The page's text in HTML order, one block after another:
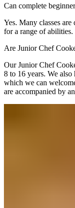
Can complete beginners join?​​​​‌
Yes. Many classes
for a range of abilities.​​​​‌ ‍ ​‍​‍‌‍ ‌ ​‍‌‍‍‌‌‍‌ ‌‍‍‌‌‍ ‍​‍​‍​ ‍‍​‍​‍‌ ​ ‌‍​‌‌‍ ‍‌‍‍‌‌ ‌​‌ ‍‌​‍ ‍‌‍‍‌‌‍ ​‍​‍​‍ ​​‍​‍‌‍‍​‌ ​‍‌‍‌‌‌‍‌‍​‍​‍​ ‍‍​‍​‍‌‍‍​‌ ‌​‌ ‌​‌ ​​‌ ​ ​ ‍‍​‍ ​‍ ‌‍ ​​‍ ‌‌‍​‌‌‍ ‍‌‍‌​​‍ ‌‌ ​‍​‍ ‌‌‍‍​‌‍ ‌ ‌​‌‍‌‌‌‍ ​‌ ​ ​‍ ‌‌ ​ ‌ ‌​‌ ‌‌‌‍‌​‌‍‍‌‌‍ ​‍ ‍‌ ‌‍‌‍‌‌‌ ​‍‌‍​ ‌‍‌‌‌‍ ​​‍ ‍‌‍​‌‌ ​​‌ ​​​‍ ‌‍‍‌‌‍ ‍‌ ‌​‌‍‌‌‌‍ ‍‌ ‌​​‍ ‌‍‌‌‌‍‌​‌‍‍‌‌ ‌​​‍ ‌‍ ‌‌‍ ‌‍‌​‌‍‌‌​ ‌‌ ​​‌ ​‍‌‍‌‌‌ ​ ‌‍‌‌‌‍ ‍‌ ‌​‌‍​‌‌ ‌​‌‍‍‌‌‍ ‌‍ ‍​ ‍ ‌‍‍‌‌‍‌​​ ‌​ ‍‌​ ​ ‌‍‌​​ ‍‌‌‍​ ‌‍‌​​ ​​‌‍​‍​‍ ‌​ ‌​​ ‌‌‌‍‌‌‌‍‌​​‍ ‌​ ‌​​ ​ ‌‍‌​​ ​‌​‍ ‌‌‍​‌‌‍‌‌​ ‌​​ ‌‍​‍ ‌​ ​ ​ ‌ ​ ​‍​ ‌​​ ‌ ​ ​‍‌‍‌‌​ ‌ ​ ​‍​ ‍‌​ ​​‌‍​‍​ ‍ ‌ ‌​‌ ‍‌‌ ​​‌‍‌‌​ ‌‌‍‍​‌‍ ‌ ‌​‌‍‌‌‌‍ ​‌​‌‍‌‍​‌‌ ​‌​ ‍ ‌ ​​‌‍​‌‌ ‌​‌‍‍​​ ‌‌‍​‌‌‍ ‍‌ ​ ‌ ‌ ‌‍‌‌‌ ​‍​‍‌‌​ ‌‌‌​​‍‌‌ ‌‍‍ ‌‍‌‌‌ ‍‌​‍‌‌​ ​ ‌​‌​​‍‌‌​ ​ ‌​‌​​‍‌‌​ ​‍​ ​‍​ ‌​​ ‍‌‌‍‌​​ ‍‌‌‍​‍​ ​‌​ ‌‌​ ​‌​ ​‍​ ‌‌​ ‌‍‌‍‌‍​‍‌‌​ ​‍​ ​‍​‍‌‌​ ‌‌‌​‌​​‍ ‍‌‍​ ‌‍‍​‌‍‍‌‌‍ ​‌‍‌​‌ ​‍‌‍‌‌‌‍ ‍​‍‌‌​ ‌‌‌​​‍‌‌ ‌‍‍ ‌‍‌‌‌ ‍‌​‍‌‌​ ​ ‌​‌​​‍‌‌​ ​ ‌​‌​​‍‌‌​ ​‍​ ​‍​ ‍​‌‍​‍​ ‍‌​ ‍​​ ​‍​ ‌‌‌‍‌‍‌‍​ ​ ‌‌​ ‌‌​ ‌ ​ ​‌​‍‌‌​ ​‍​ ​‍​‍‌‌​ ‌‌‌​‌​​‍ ‍‌ ‌​‌‍‌‌‌ ‍​‌ ‌​​ ‌‍​‍‌‍​‌‌ ​ ‌‍‌‌‌‌‌‌‌ ​‍‌‍ ​​ ‌‌‍‍​‌ ‌​‌ ‌​‌ ​​‌ ​ ​‍‌‌​ ​ ‌​​‌​‍‌‌​ ​‍‌​‌‍​‍‌‌​ ​‍‌​‌‍‌‍ ​​‍ ‌‌‍​‌‌‍ ‍‌‍‌​​‍ ‌‌ ​‍​‍ ‌‌‍‍​‌‍ ‌ ‌​‌‍‌‌‌‍ ​‌ ​ ​‍ ‌‌ ​ ‌ ‌​‌ ‌‌‌‍‌​‌‍‍‌‌‍ ​‍ ‍‌ ‌‍‌‍‌‌‌ ​‍‌‍​ ‌‍‌‌‌‍ ​​‍ ‍‌‍​‌‌ ​​‌ ​​​‍‌‍‌‍‍‌‌‍‌​​ ‌​ ‍‌​ ​ ‌‍‌​​ ‍‌‌‍​ ‌‍‌​​ ​​‌‍​‍​‍ ‌​ ‌​​ ‌‌‌‍‌‌‌‍‌​​‍ ‌​ ‌​​ ​ ‌‍‌​​ ​‌​‍ ‌‌‍​‌‌‍‌‌​ ‌​​ ‌‍​‍ ‌​ ​ ​ ‌ ​ ​‍​ ‌​​ ‌ ​ ​‍‌‍‌‌​ ‌ ​ ​‍​ ‍‌​ ​​‌‍​‍​‍‌‍‌ ‌​‌ ‍‌‌ ​​‌‍‌‌​ ‌‌‍‍​‌‍ ‌ ‌​‌‍‌‌‌‍ ​‌​‌‍‌‍​‌‌ ​‌​‍‌‍‌ ​​‌‍​‌‌ ‌​‌‍‍​​ ‌‌‍​‌‌‍ ‍‌ ​ ‌ ‌ ‌‍‌‌‌ ​‍​‍‌‌​ ‌‌‌​​‍‌‌ ‌‍‍ ‌‍‌‌‌ ‍‌​‍‌‌​ ​ ‌​‌​​‍‌‌​ ​ ‌​‌​​‍‌‌​ ​‍​ ​‍​ ‌​​ ‍‌‌‍‌​​ ‍‌‌‍​‍​ ​‌​ ‌‌​ ​‌​ ​‍​ ‌‌​ ‌‍‌‍‌‍​‍‌‌​ ​‍​ ​‍​‍‌‌​ ‌‌‌​‌​​‍ ‍‌‍​ ‌‍‍​‌‍‍‌‌‍ ​‌‍‌​‌ ​‍‌‍‌‌‌‍ ‍​‍‌‌​ ‌‌‌​​‍‌‌ ‌‍‍ ‌‍‌‌‌ ‍‌​‍‌‌​ ​ ‌​‌​​‍‌‌​ ​ ‌​‌​​‍‌‌​ ​‍​ ​‍​ ‍​‌‍​‍​ ‍‌​ ‍​​ ​‍​ ‌‌‌‍‌‍‌‍​ ​ ‌‌​ ‌‌​ ‌ ​ ​‌​‍‌‌​ ​‍​ ​‍​‍‌‌​ ‌‌‌​‌​​‍ ‍‌ ‌​‌‍‌‌‌ ‍​‌ ‌​​‍‌‍‌ ​​‌‍‌‌‌ ​‍‌ ​ ‌ ​​‌‍‌‌‌‍​ ‌ ‌​‌‍‍‌‌ ‌‍‌‍‌‌​ ‌‌ ​​‌ ‌‌‌‍​‍‌‍ ​‌‍‍‌‌ ​ ‌‍‍​‌‍‌‌‌‍‌​​‍​‍‌ ‌
Are Junior Chef Cookery Classes suitable for all ages?​​​​‌
Our Junior Chef
8 to 16 years. We
which we can
are accompanied by an adult.​​​​‌